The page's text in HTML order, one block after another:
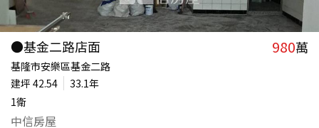
●基金二路店面 980萬
基隆市安樂區基金二路
建坪 42.54
33.1年
1衛
中信房屋